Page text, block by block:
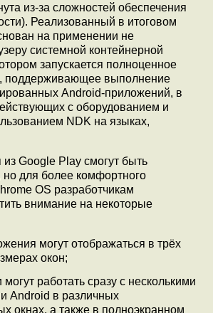
из-за сложностей обеспечения
Реализованный в итоговом
на применении не
системной контейнерной
запускается полноценное
поддерживающее выполнение
Android-приложений, в
с оборудованием и
NDK на языках,
Google Play смогут быть
но для более комфортного
OS разработчикам
внимание на некоторые
могут отображаться в трёх
окон;
могут работать сразу с несколькими
Android в различных
окнах, а также в полноэкранном